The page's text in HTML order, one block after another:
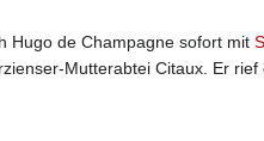
Hugo de Champagne sofort mit
Mutterabtei Citaux. Er